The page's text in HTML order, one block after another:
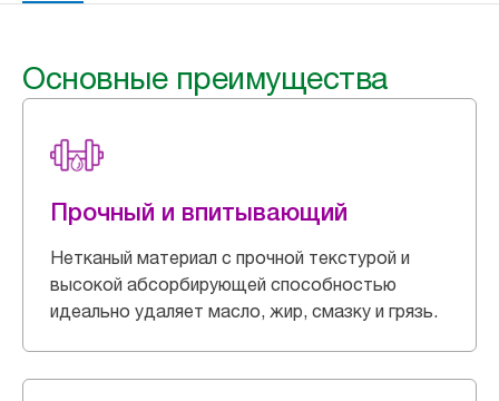
Основные преимущества
Прочный и впитывающий
Нетканый материал с прочной текстурой и
высокой абсорбирующей способностью
идеально удаляет масло, жир, смазку и грязь.